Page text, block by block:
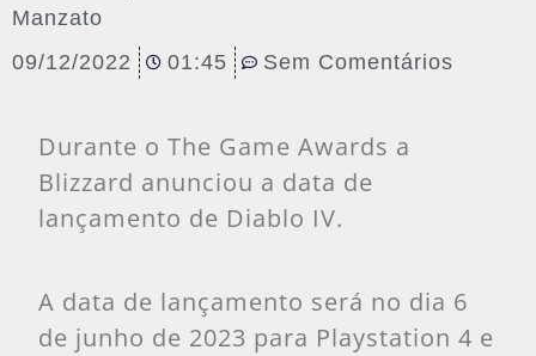
Manzato
09/12/2022
01:45 Sem Comentários
Durante o The Game Awards a
Blizzard anunciou a data de
lançamento de Diablo IV.
A data de lançamento será no dia 6
de junho de 2023 para Playstation 4 e